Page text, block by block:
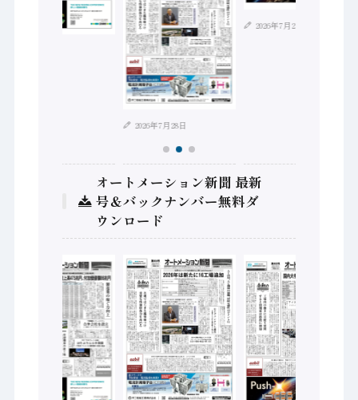
2026年7月28日
2026年7月21日
オートメーション新聞 最新
号＆バックナンバー無料ダ
ウンロード